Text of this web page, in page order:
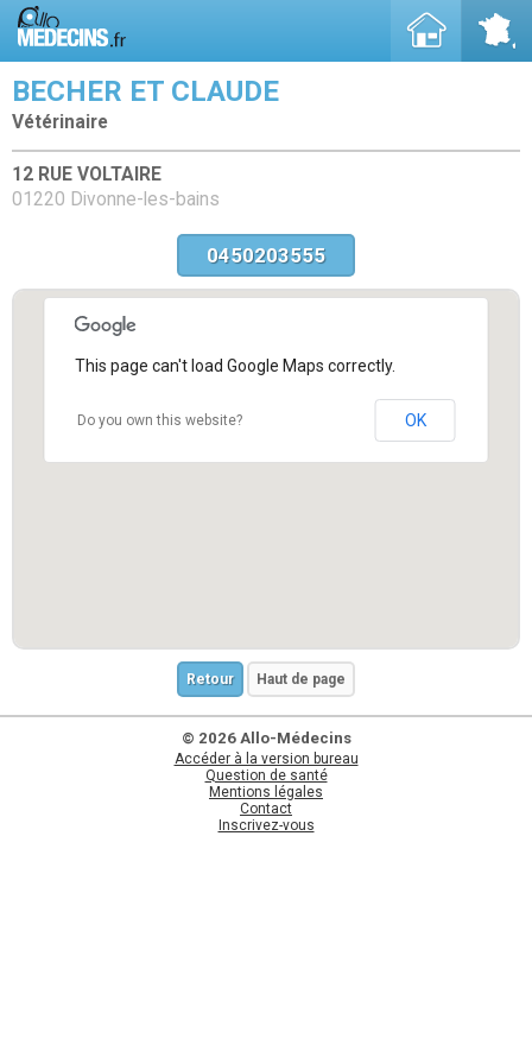
BECHER ET CLAUDE
Vétérinaire
12 RUE VOLTAIRE
01220 Divonne-les-bains
0450203555
This page can't load Google Maps correctly.
Do you own this website? OK
Retour Haut de page
© 2026 Allo-Médecins
Accéder à la version bureau
Question de santé
Mentions légales
Contact
Inscrivez-vous